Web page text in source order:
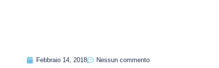
Febbraio 14, 2018 Nessun commento